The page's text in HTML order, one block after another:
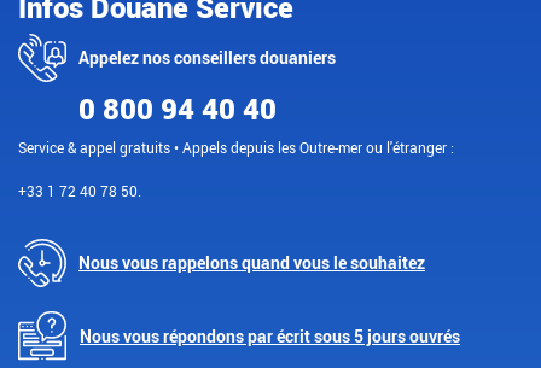
Appelez nos conseillers douaniers
0 800 94 40 40
Service & appel gratuits • Appels depuis les Outre-mer ou l'étranger :
+33 1 72 40 78 50.
Nous vous rappelons quand vous le souhaitez
Nous vous répondons par écrit sous 5 jours ouvrés